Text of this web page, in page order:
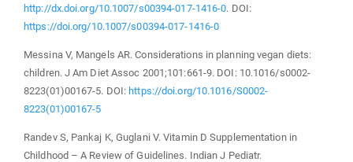
http://dx.doi.org/10.1007/s00394-017-1416-0. DOI:
https://doi.org/10.1007/s00394-017-1416-0
Messina V, Mangels AR. Considerations in planning vegan diets:
children. J Am Diet Assoc 2001;101:661-9. DOI: 10.1016/s0002-
8223(01)00167-5. DOI: https://doi.org/10.1016/S0002-
8223(01)00167-5
Randev S, Pankaj K, Guglani V. Vitamin D Supplementation in
Childhood – A Review of Guidelines. Indian J Pediatr.